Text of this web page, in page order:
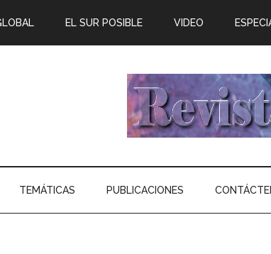
EL SUR POSIBLE VIDEO
TEMÁTICAS PUBLICACIONES